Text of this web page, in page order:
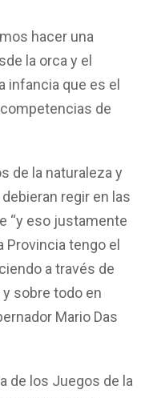
hacer una
la orca y el
infancia que es el
de
de la naturaleza y
regir en las
“y eso justamente
Provincia tengo el
a través de
sobre todo en
Mario Das
de los Juegos de la